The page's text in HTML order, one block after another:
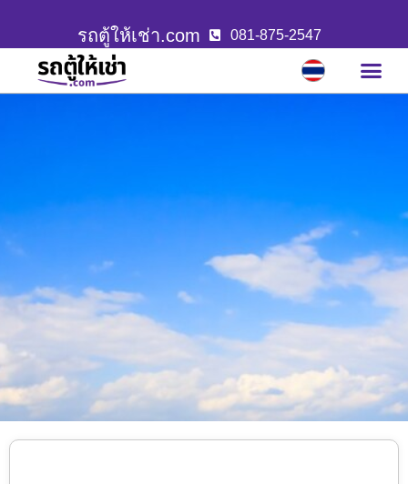
รถตู้ให้เช่า.com 081-875-2547